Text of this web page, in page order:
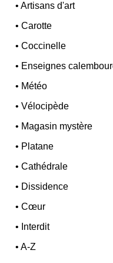
•Artisans d'art
•Carotte
•Coccinelle
• Enseignes
• Météo
•Vélocipède
• Magasin mystère
• Platane
•Cathédrale
• Dissidence
•Cœur
• Interdit
•A-Z